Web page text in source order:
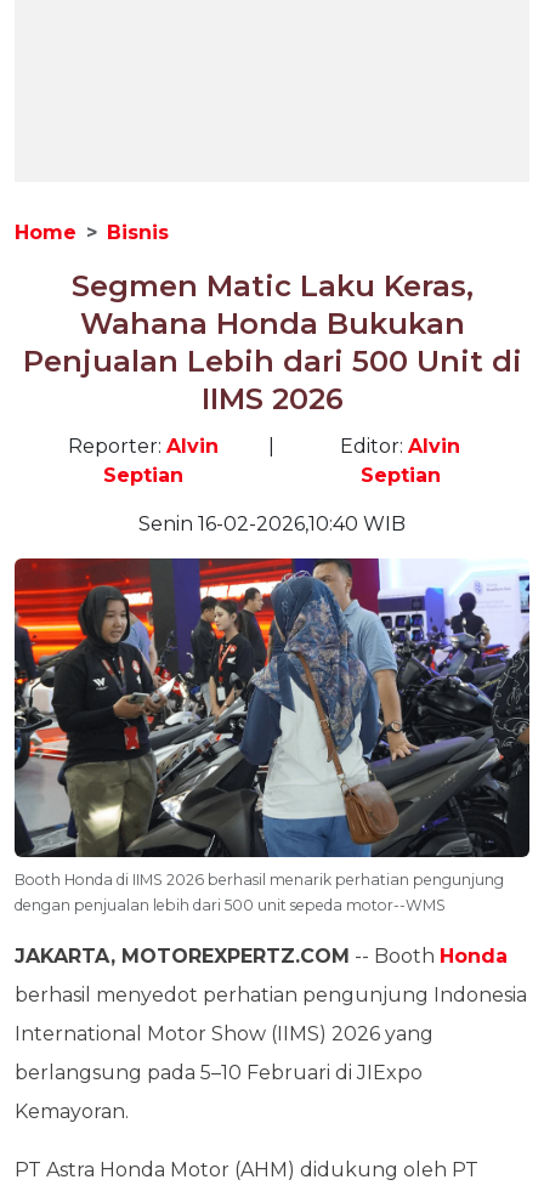
Home Bisnis
Segmen Matic Laku Keras,
Wahana Honda Bukukan
Penjualan Lebih dari 500 Unit di
IIMS 2026
Reporter: Alvin
Septian
Editor:Alvin
Septian
Senin 16-02-2026,10:40 WIB
Booth Honda di IIMS 2026 berhasil menarik perhatian pengunjung
dengan penjualan lebih dari 500 unit sepeda motor--WMS
JAKARTA, MOTOREXPERTZ.COM -- Booth Honda
berhasil menyedot perhatian pengunjung Indonesia
International Motor Show (IIMS) 2026 yang
berlangsung pada 5–10 Februari di JIExpo
Kemayoran.
PT Astra Honda Motor (AHM) didukung oleh PT